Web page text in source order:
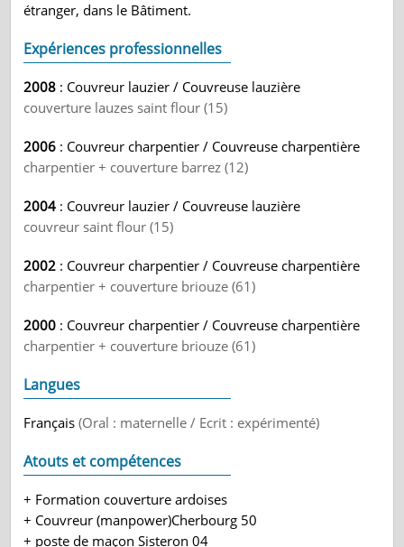
étranger, dans le Bâtiment.
Expériences professionnelles
2008 : Couvreur lauzier / Couvreuse lauzière
couverture lauzes saint flour (15)
2006 : Couvreur charpentier / Couvreuse charpentière
charpentier + couverture barrez (12)
2004 : Couvreur lauzier / Couvreuse lauzière
couvreur saint flour (15)
2002 : Couvreur charpentier / Couvreuse charpentière
charpentier + couverture briouze (61)
2000 : Couvreur charpentier / Couvreuse charpentière
charpentier + couverture briouze (61)
Langues
Français(Oral : maternelle / Ecrit : expérimenté)
Atouts et compétences
+ Formation couverture ardoises
+ Couvreur (manpower)Cherbourg 50
+ poste de maçon Sisteron 04